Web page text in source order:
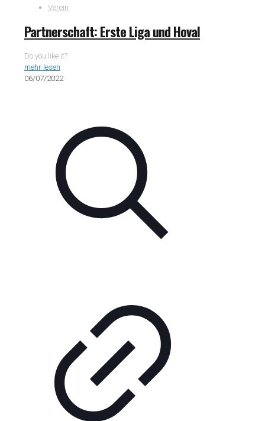
Verein
Partnerschaft: Erste Liga und Hoval
Do you like it?
mehr lesen
06/07/2022